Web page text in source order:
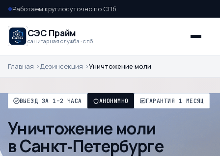
●Работаем круглосуточно по СПб
СЭС Прайм
санитарная служба · спб
Главная Дезинсекция Уничтожение моли
ВЫЕЗД ЗА 1–2 ЧАСА АНОНИМНО ГАРАНТИЯ 1 МЕСЯЦ
Уничтожение моли
в Санкт-Петербурге